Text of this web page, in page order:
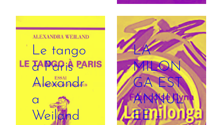
Le tango
à Paris –
Alexandr
a
Weiland
LA
MILON
GA EST
ANNUL
EE –